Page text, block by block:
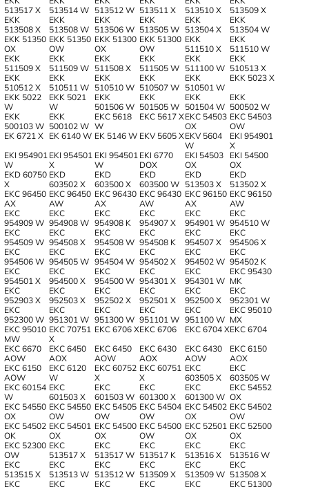
513517 X
513514 W 513512 W 513511 X
513510 X
513509 X
EKK
513508 X
EKK
513508 W
EKK
513506 W
EKK
513505 W
EKK
513504 X
EKK
513504 W
EKK 51350
OX
EKK 51350
OW
EKK 51300
OX
EKK 51300
OW
EKK
511510 X
EKK
511510 W
EKK
511509 X
EKK
511509 W
EKK
511508 X
EKK
511505 W
EKK
511100 W
EKK
510513 X
EKK
510512 X
EKK
510511 W
EKK
510510 W
EKK
510507 W
EKK
510501 W
EKK 5023 X
EKK 5022
W
EKK 5021
W
EKK
501506 W
EKK
501505 W
EKK
501504 W
EKK
500502 W
EKK
500103 W
EKK
500102 W
EKC 5618
W
EKC 5617 XEKC 54503
OX
EKC 54503
OW
EK 6721 X EK 6140 W EK 5146 W EKV 5605 XEKV 5604
W
EKI 954901
X
EKI 954901
W
EKI 954501
X
EKI 954501
W
EKI 6770
DOX
EKI 54503
OX
EKI 54500
OX
EKD 60750
X
EKD
603502 X
EKD
603500 X
EKD
603500 W
EKD
513503 X
EKD
513502 X
EKC 96450
AX
EKC 96450
AW
EKC 96430
AX
EKC 96430
AW
EKC 96150
AX
EKC 96150
AW
EKC
954909 W
EKC
954908 W
EKC
954908 K
EKC
954907 X
EKC
954901 W
EKC
954510 W
EKC
954509 W
EKC
954508 X
EKC
954508 W
EKC
954508 K
EKC
954507 X
EKC
954506 X
EKC
954506 W
EKC
954505 W
EKC
954504 W
EKC
954502 X
EKC
954502 W
EKC
954502 K
EKC
954501 X
EKC
954500 X
EKC
954500 W
EKC
954301 X
EKC
954301 W
EKC 95430
MK
EKC
952903 X
EKC
952503 X
EKC
952502 X
EKC
952501 X
EKC
952500 X
EKC
952301 W
EKC
952300 W
EKC
951301 W
EKC
951300 W
EKC
951101 W
EKC
951100 W
EKC 95010
MX
EKC 95010
MW
EKC 70751
X
EKC 6706 XEKC 6706 EKC 6704 XEKC 6704
EKC 6670
AOW
EKC 6450
AOX
EKC 6450
AOW
EKC 6430
AOX
EKC 6430
AOW
EKC 6150
AOX
EKC 6150
AOW
EKC 6120
W
EKC 60752
X
EKC 60751
X
EKC
603505 X
EKC
603505 W
EKC 60154
W
EKC
601503 X
EKC
601503 W
EKC
601300 X
EKC
601300 W
EKC 54552
OX
EKC 54550
OX
EKC 54550
OW
EKC 54505
OW
EKC 54504
OW
EKC 54502
OX
EKC 54502
OW
EKC 54502
OK
EKC 54501
OX
EKC 54500
OX
EKC 54500
OW
EKC 52501
OX
EKC 52500
OX
EKC 52300
OW
EKC
513517 X
EKC
513517 W
EKC
513517 K
EKC
513516 X
EKC
513516 W
EKC
513515 X
EKC
513513 W
EKC
513512 W
EKC
513509 X
EKC
513509 W
EKC
513508 X
EKC
EKC
EKC
EKC
EKC
EKC 51300